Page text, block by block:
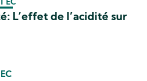
EC
L’effet de l’acidité sur